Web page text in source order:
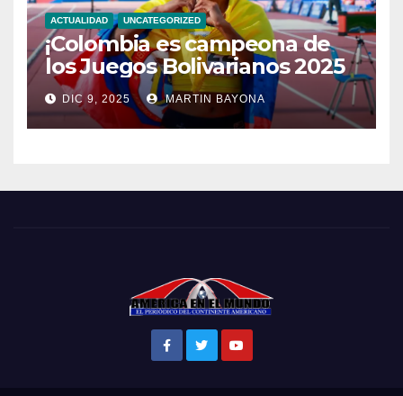
ACTUALIDAD UNCATEGORIZED
¡Colombia es campeona de
los Juegos Bolivarianos 2025
DIC 9, 2025 MARTIN BAYONA